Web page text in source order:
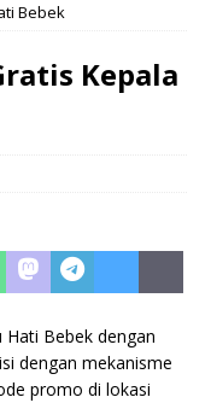
Bebek
Kepala
Bebek dengan
dengan mekanisme
promo di lokasi